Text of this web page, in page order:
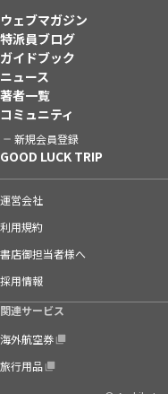
ウェブマガジン
特派員ブログ
ガイドブック
ニュース
著者一覧
コミュニティ
新規会員登録
GOOD LUCK TRIP
運営会社
利用規約
書店御担当者様へ
採用情報
関連サービス
海外航空券
旅行用品